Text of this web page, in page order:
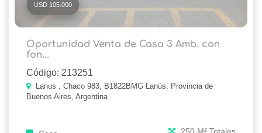
USD 105.000
Oportunidad Venta de Casa 3 Amb. con
fon...
Código: 213251
Lanus , Chaco 983, B1822BMG Lanús, Provincia de
Buenos Aires, Argentina
250 M² Totales